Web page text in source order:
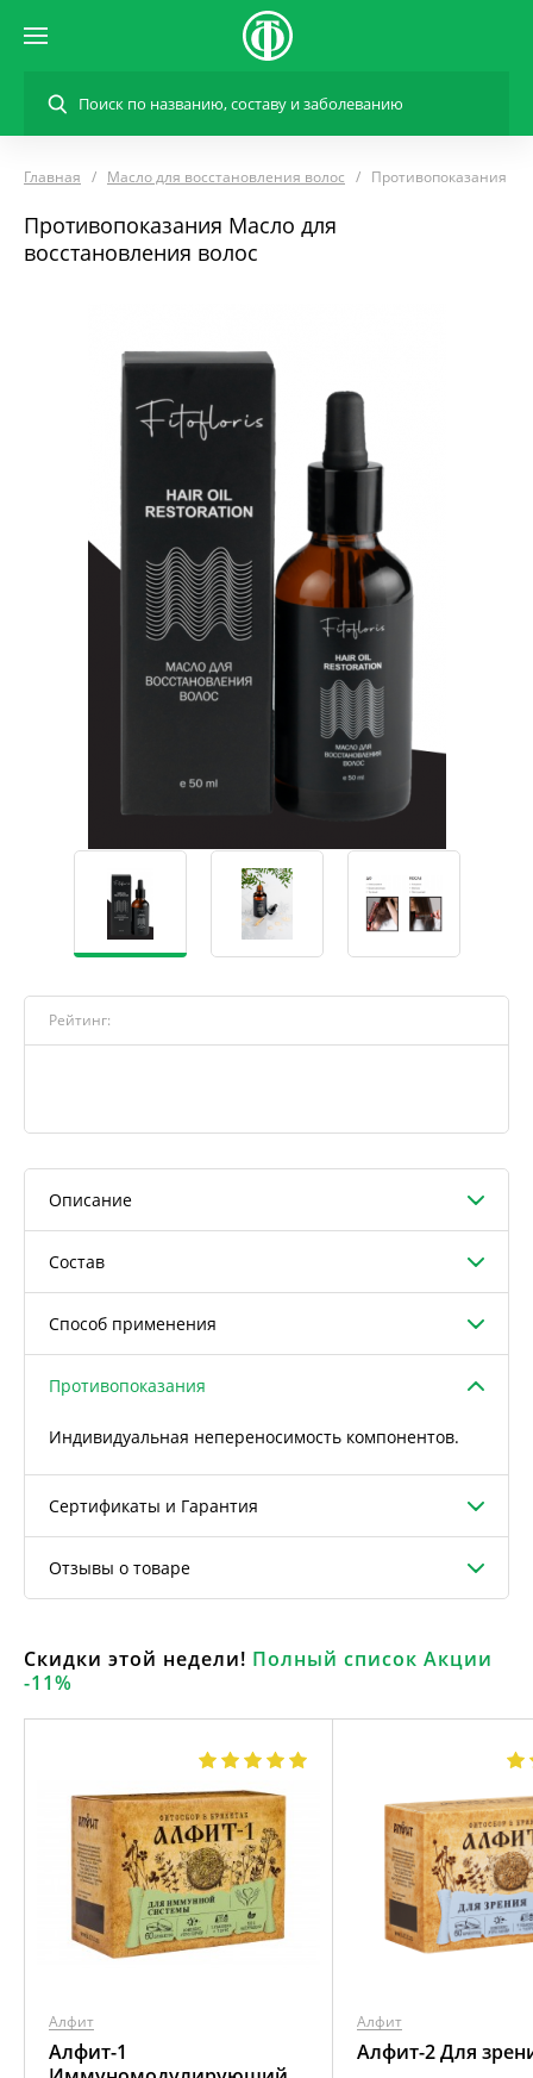
Главная Масло для восстановления волос Противопоказания
Противопоказания Масло для
восстановления волос
Рейтинг:
Описание
Состав
Способ применения
Противопоказания
Индивидуальная непереносимость компонентов.
Сертификаты и Гарантия
Отзывы о товаре
Скидки этой недели! Полный список Акции
-11%
Алфит
Алфит-1
Алфит
Алфит-2 Для